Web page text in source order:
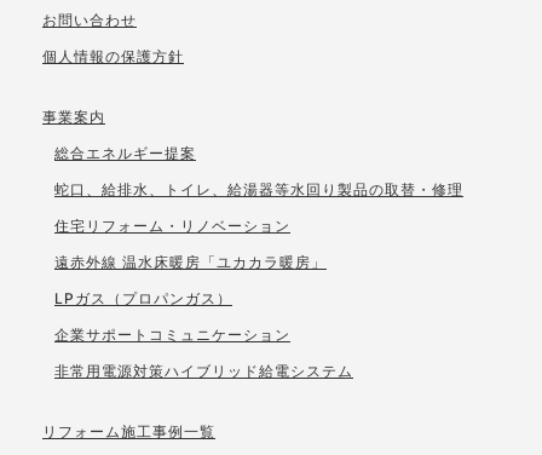
お問い合わせ
個人情報の保護方針
事業案内
総合エネルギー提案
蛇口、給排水、トイレ、給湯器等水回り製品の取替・修理
住宅リフォーム・リノベーション
遠赤外線 温水床暖房「ユカカラ暖房」
LPガス（プロパンガス）
企業サポートコミュニケーション
非常用電源対策ハイブリッド給電システム
リフォーム施工事例一覧